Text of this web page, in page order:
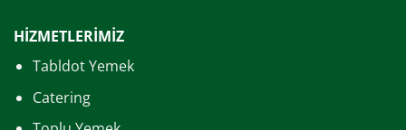
HİZMETLERİMİZ
Tabldot Yemek
Catering